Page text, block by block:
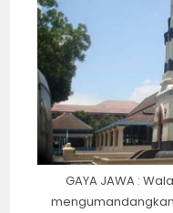
GAYA JAWA :